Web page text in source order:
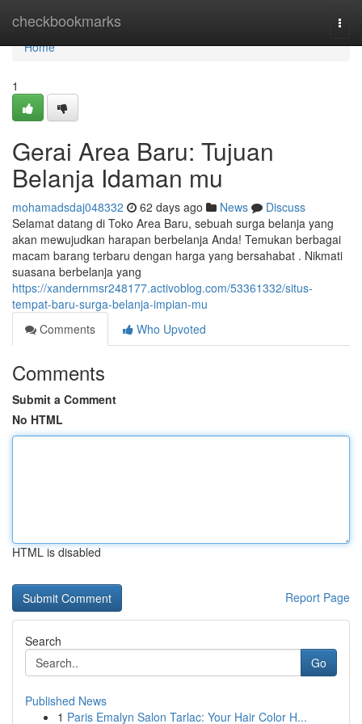
checkbookmarks
Home
Home
1
Gerai Area Baru: Tujuan
Belanja Idaman mu
mohamadsdaj048332 62 days ago News
Discuss
Selamat datang di Toko Area Baru, sebuah surga belanja yang
akan mewujudkan harapan berbelanja Anda! Temukan berbagai
macam barang terbaru dengan harga yang bersahabat . Nikmati
suasana berbelanja yang
https://xandernmsr248177.activoblog.com/53361332/situs-
tempat-baru-surga-belanja-impian-mu
Comments
Who Upvoted
Comments
Submit a Comment
No HTML
HTML is disabled
Report Page
Search
Go
Published News
1 Paris Emalyn Salon Tarlac: Your Hair Color H...